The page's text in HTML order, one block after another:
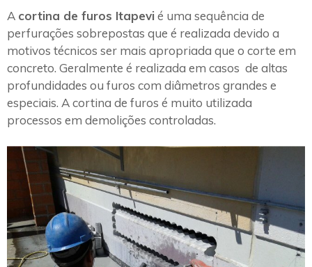
A cortina de furos Itapevi é uma sequência de
perfurações sobrepostas que é realizada devido a
motivos técnicos ser mais apropriada que o corte em
concreto. Geralmente é realizada em casos de altas
profundidades ou furos com diâmetros grandes e
especiais. A cortina de furos é muito utilizada
processos em demolições controladas.